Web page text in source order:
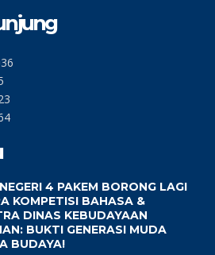
4 PAKEM BORONG LAGI
KOMPETISI BAHASA &
DINAS KEBUDAYAAN
BUKTI GENERASI MUDA
BUDAYA!